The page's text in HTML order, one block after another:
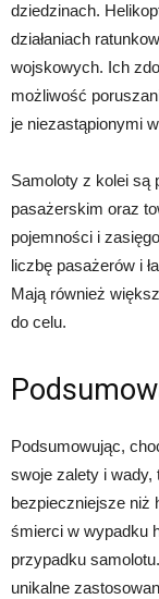
dziedzinach.
działaniach
wojskowych. Ich
możliwość
je niezastąpionymi
Samoloty z kolei są
pasażerskim oraz
pojemności i
liczbę pasażerów i
Mają również
do celu.
Podsumowując,
swoje zalety i
bezpieczniejsze niż
śmierci w wypadku
przypadku
unikalne